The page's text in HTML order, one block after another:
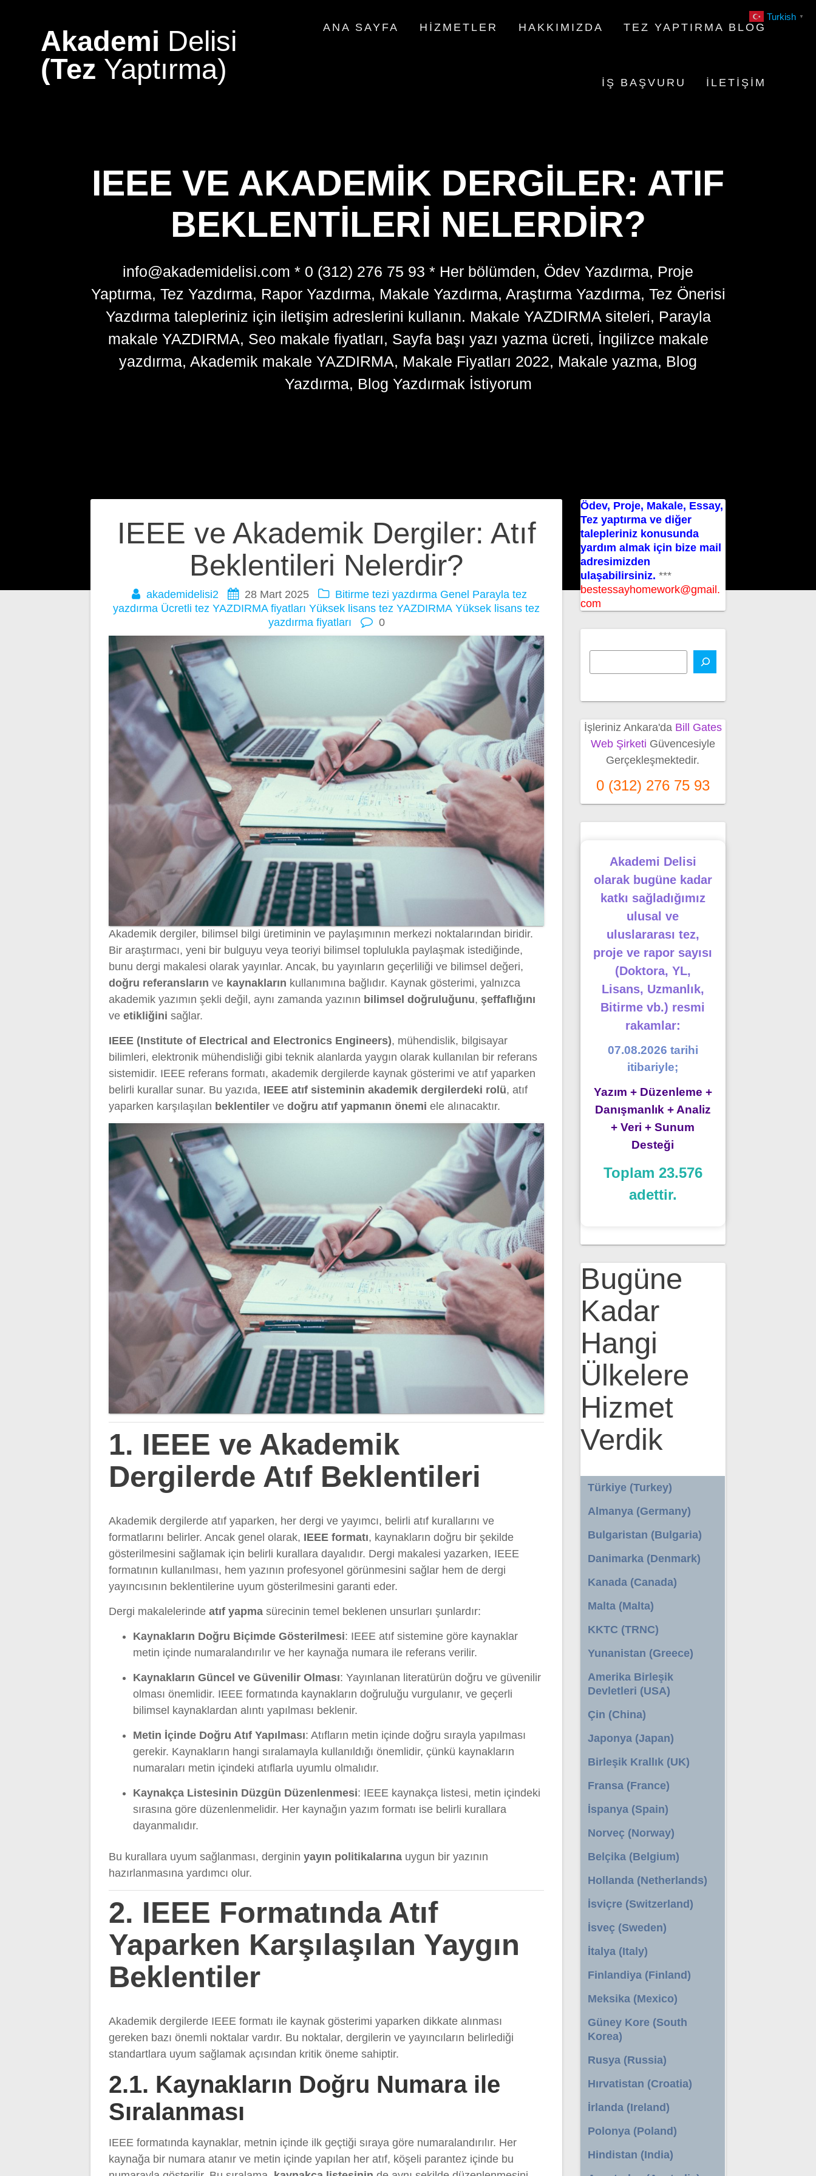
Akademi Delisi
(Tez Yaptırma)
ANA SAYFA HIZMETLER HAKKIMIZDA TEZ YAPTIRMA BLOG
İŞ BAŞVURU İLETIŞIM
IEEE VE AKADEMIK DERGILER: ATIF
BEKLENTILERI NELERDIR?
info@akademidelisi.com * 0 (312) 276 75 93 * Her bölümden, Ödev Yazdırma, Proje
Yaptırma, Tez Yazdırma, Rapor Yazdırma, Makale Yazdırma, Araştırma Yazdırma, Tez Önerisi
Yazdırma talepleriniz için iletişim adreslerini kullanın. Makale YAZDIRMA siteleri, Parayla
makale YAZDIRMA, Seo makale fiyatları, Sayfa başı yazı yazma ücreti, İngilizce makale
yazdırma, Akademik makale YAZDIRMA, Makale Fiyatları 2022, Makale yazma, Blog
Yazdırma, Blog Yazdırmak İstiyorum
IEEE ve Akademik Dergiler: Atıf
Beklentileri Nelerdir?
akademidelisi2 28 Mart 2025 Bitirme tezi yazdırma Genel Parayla tez
yazdırma Ücretli tez YAZDIRMA fiyatları Yüksek lisans tez YAZDIRMA Yüksek lisans tez
yazdırma fiyatları
0
Akademik dergiler, bilimsel bilgi üretiminin ve paylaşımının merkezi noktalarından biridir.
Bir araştırmacı, yeni bir bulguyu veya teoriyi bilimsel toplulukla paylaşmak istediğinde,
bunu dergi makalesi olarak yayınlar. Ancak, bu yayınların geçerliliği ve bilimsel değeri,
doğru referansların ve kaynakların kullanımına bağlıdır. Kaynak gösterimi, yalnızca
akademik yazımın şekli değil, aynı zamanda yazının bilimsel doğruluğunu, şeffaflığını
veetikliğini sağlar.
IEEE (Institute of Electrical and Electronics Engineers), mühendislik, bilgisayar
bilimleri, elektronik mühendisliği gibi teknik alanlarda yaygın olarak kullanılan bir referans
sistemidir. IEEE referans formatı, akademik dergilerde kaynak gösterimi ve atıf yaparken
belirli kurallar sunar. Bu yazıda, IEEE atıf sisteminin akademik dergilerdeki rolü, atıf
yaparken karşılaşılan beklentiler vedoğru atıf yapmanın önemi ele alınacaktır.
1. IEEE ve Akademik
Dergilerde Atıf Beklentileri
Akademik dergilerde atıf yaparken, her dergi ve yayımcı, belirli atıf kurallarını ve
formatlarını belirler. Ancak genel olarak, IEEE formatı, kaynakların doğru bir şekilde
gösterilmesini sağlamak için belirli kurallara dayalıdır. Dergi makalesi yazarken, IEEE
formatının kullanılması, hem yazının profesyonel görünmesini sağlar hem de dergi
yayıncısının beklentilerine uyum gösterilmesini garanti eder.
Dergi makalelerindeatıf yapma sürecinin temel beklenen unsurları şunlardır:
Kaynakların Doğru Biçimde Gösterilmesi: IEEE atıf sistemine göre kaynaklar
metin içinde numaralandırılır ve her kaynağa numara ile referans verilir.
Kaynakların Güncel ve Güvenilir Olması: Yayınlanan literatürün doğru ve güvenilir
olması önemlidir. IEEE formatında kaynakların doğruluğu vurgulanır, ve geçerli
bilimsel kaynaklardan alıntı yapılması beklenir.
Metin İçinde Doğru Atıf Yapılması: Atıfların metin içinde doğru sırayla yapılması
gerekir. Kaynakların hangi sıralamayla kullanıldığı önemlidir, çünkü kaynakların
numaraları metin içindeki atıflarla uyumlu olmalıdır.
Kaynakça Listesinin Düzgün Düzenlenmesi: IEEE kaynakça listesi, metin içindeki
sırasına göre düzenlenmelidir. Her kaynağın yazım formatı ise belirli kurallara
dayanmalıdır.
Bu kurallara uyum sağlanması, dergininyayın politikalarına uygun bir yazının
hazırlanmasına yardımcı olur.
2. IEEE Formatında Atıf
Yaparken Karşılaşılan Yaygın
Beklentiler
Akademik dergilerde IEEE formatı ile kaynak gösterimi yaparken dikkate alınması
gereken bazı önemli noktalar vardır. Bu noktalar, dergilerin ve yayıncıların belirlediği
standartlara uyum sağlamak açısından kritik öneme sahiptir.
2.1. Kaynakların Doğru Numara ile
Sıralanması
IEEE formatında kaynaklar, metnin içinde ilk geçtiği sıraya göre numaralandırılır. Her
kaynağa bir numara atanır ve metin içinde yapılan her atıf, köşeli parantez içinde bu
Yazı
gezinmesi
Ödev, Proje, Makale, Essay,
Tez yaptırma ve diğer
talepleriniz konusunda
yardım almak için bize mail
adresimizden
ulaşabilirsiniz. ***
bestessayhomework@gmail.
com
İşleriniz Ankara'da Bill Gates
Web Şirketi Güvencesiyle
Gerçekleşmektedir.
0 (312) 276 75 93
Akademi Delisi
olarak bugüne kadar
katkı sağladığımız
ulusal ve
uluslararası tez,
proje ve rapor sayısı
(Doktora, YL,
Lisans, Uzmanlık,
Bitirme vb.) resmi
rakamlar:
07.08.2026 tarihi
itibariyle;
Yazım + Düzenleme +
Danışmanlık + Analiz
+ Veri + Sunum
Desteği
Toplam 23.576
adettir.
Bugüne
Kadar
Hangi
Ülkelere
Hizmet
Verdik
Türkiye (Turkey)
Almanya (Germany)
Bulgaristan (Bulgaria)
Danimarka (Denmark)
Kanada (Canada)
Malta (Malta)
KKTC (TRNC)
Yunanistan (Greece)
Amerika Birleşik
Devletleri (USA)
Çin (China)
Japonya (Japan)
Birleşik Krallık (UK)
Fransa (France)
İspanya (Spain)
Norveç (Norway)
Belçika (Belgium)
Hollanda (Netherlands)
İsviçre (Switzerland)
İsveç (Sweden)
İtalya (Italy)
Finlandiya (Finland)
Meksika (Mexico)
Güney Kore (South
Korea)
Rusya (Russia)
Hırvatistan (Croatia)
İrlanda (Ireland)
Polonya (Poland)
Hindistan (India)
Turkish ▼